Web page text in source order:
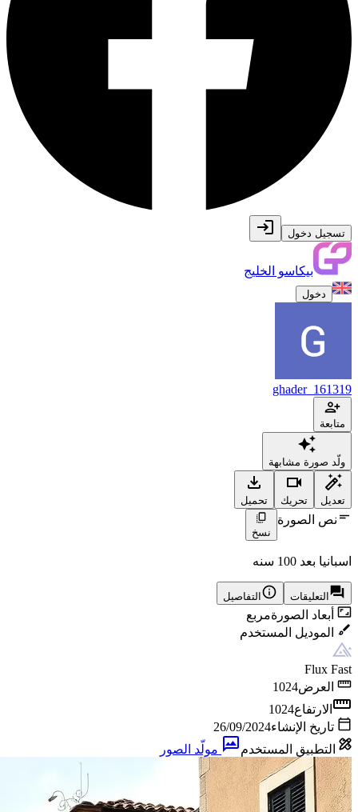
تسجيل دخول
بيكاسو الخليج
دخول
ghader_161319
متابعة
ولّد صورة مشابهة
تعديل تحريك تحميل
نص الصورة
نسخ
اسبانيا بعد 100 سنه
التعليقات التفاصيل
أبعاد الصورةمربع
الموديل المستخدم
Flux Fast
العرض1024
الارتفاع1024
تاريخ الإنشاء26/09/2024
التطبيق المستخدم
مولّد الصور